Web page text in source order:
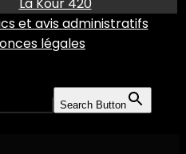
et avis administratifs
légales
Search Button